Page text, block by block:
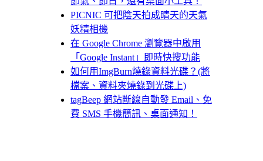
PICNIC 可把陰天拍成晴天的天氣
妖精相機
在 Google Chrome 瀏覽器中啟用
「Google Instant」即時快搜功能
如何用ImgBurn燒錄資料光碟？(將
檔案、資料夾燒錄到光碟上)
tagBeep 網站斷線自動發 Email、免
費 SMS 手機簡訊、桌面通知！